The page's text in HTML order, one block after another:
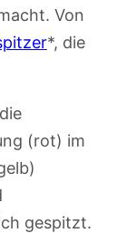
Von
*, die
(rot) im
gespitzt.